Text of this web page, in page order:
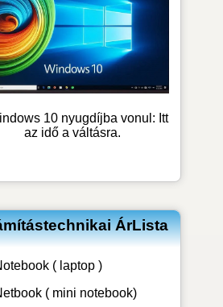
10 nyugdíjba vonul: Itt
az idő a váltásra.
ÁrLista
( laptop )
( mini notebook)